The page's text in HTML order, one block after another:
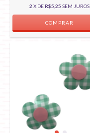
2 X DER$5,25 SEM JUROS